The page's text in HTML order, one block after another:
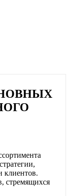
клиентов.
стремящихся